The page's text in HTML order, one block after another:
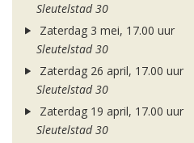
Sleutelstad 30
Zaterdag 3 mei, 17.00 uur
Sleutelstad 30
Zaterdag 26 april, 17.00 uur
Sleutelstad 30
Zaterdag 19 april, 17.00 uur
Sleutelstad 30